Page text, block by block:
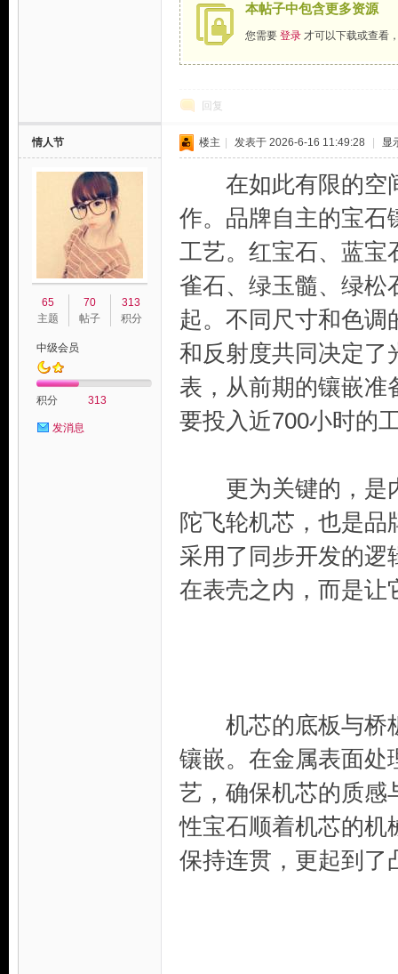
本帖子中包含更多资源
您需要 登录才可以下载或查看
回复
情人节
65
主题
70
帖子
313
积分
中级会员
积分 313
发消息
楼主 发表于 2026-6-16 11:49:28 显
在如此有限的空间
作。品牌自主的宝石
工艺。红宝石、蓝宝
雀石、绿玉髓、绿松
起。不同尺寸和色调
和反射度共同决定了
表，从前期的镶嵌准
要投入近700小时的
更为关键的，是内
陀飞轮机芯，也是
采用了同步开发的逻
在表壳之内，而是让
机芯的底板与桥板
镶嵌。在金属表面处
艺，确保机芯的质感
性宝石顺着机芯的机
保持连贯，更起到了